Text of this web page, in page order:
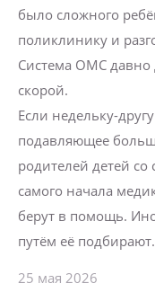
было сложного
поликлинику и
Система ОМС давно
скорой.
Если недельку-
подавляющее
родителей детей
самого начала
берут в помощь.
путём её подбирают.
25 мая 2026